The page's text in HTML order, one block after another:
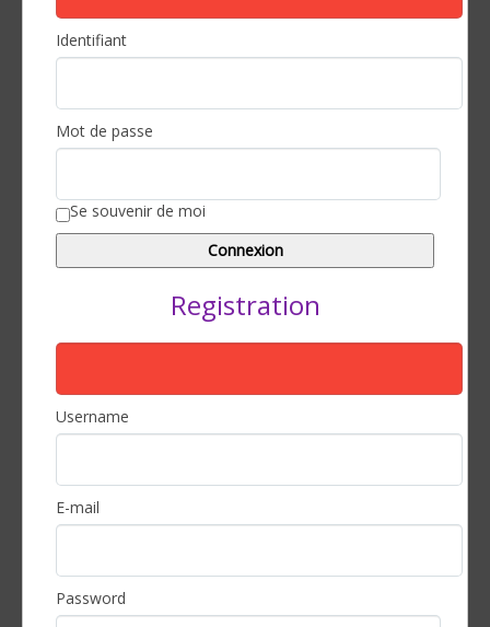
Identifiant
Mot de passe
Se souvenir de moi
Registration
Username
E-mail
Password